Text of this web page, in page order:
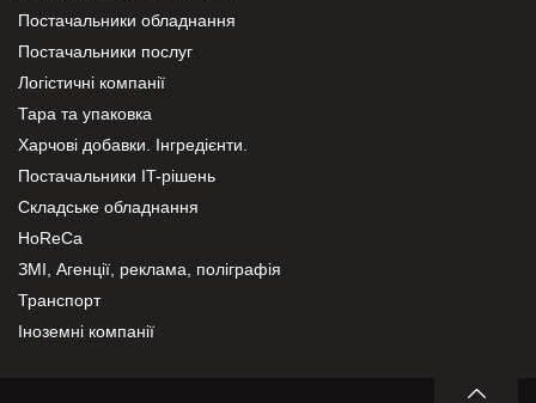
Постачальники обладнання
Постачальники послуг
Логістичні компанії
Тара та упаковка
Харчові добавки. Інгредієнти.
Постачальники IT-рішень
Складське обладнання
HoReCa
ЗМІ, Агенції, реклама, поліграфія
Транспорт
Іноземні компанії